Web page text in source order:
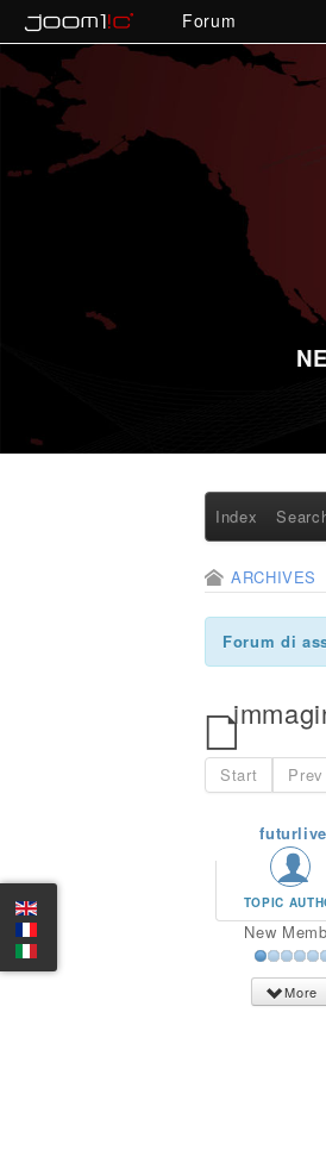
Forum
Index
ARCHIVES
Forum di
Start Prev
futurlive
TOPIC
New
More